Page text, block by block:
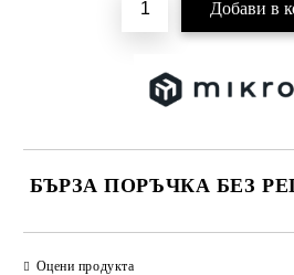
БЪРЗА ПОРЪЧКА БЕЗ
Оцени продукта